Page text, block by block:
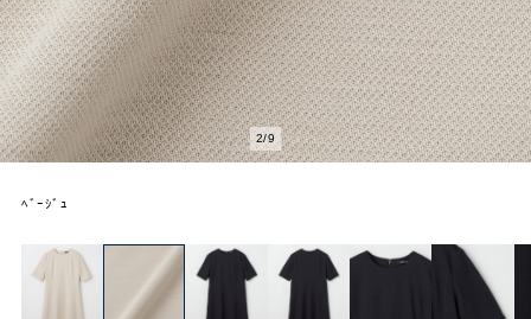
2/9
ﾍﾞｰｼﾞｭ